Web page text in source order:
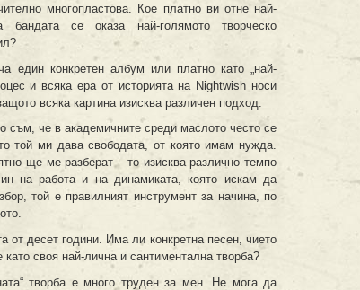
многопластова. Кое платно ви отне най-
се оказа най-голямото творческо
един конкретен албум или платно като „най-
и всяка ера от историята на Nightwish носи
всяка картина изисква различен подход.
съм, че в академичните среди маслото често се
той ми дава свободата, от която имам нужда.
ще ме разберат – то изисква различно темпо
на работа и на динамиката, която искам да
той е правилният инструмент за начина, по
от десет години. Има ли конкретна песен, чието
своя най-лична и сантиментална творба?
творба е много труден за мен. Не мога да